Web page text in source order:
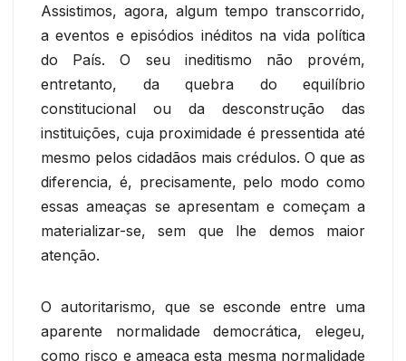
Assistimos, agora, algum tempo transcorrido,
a eventos e episódios inéditos na vida política
do País. O seu ineditismo não provém,
entretanto, da quebra do equilíbrio
constitucional ou da desconstrução das
instituições, cuja proximidade é pressentida até
mesmo pelos cidadãos mais crédulos. O que as
diferencia, é, precisamente, pelo modo como
essas ameaças se apresentam e começam a
materializar-se, sem que lhe demos maior
atenção.
O autoritarismo, que se esconde entre uma
aparente normalidade democrática, elegeu,
como risco e ameaça esta mesma normalidade